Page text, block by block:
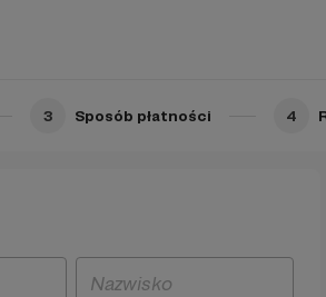
3 Sposób płatności 4